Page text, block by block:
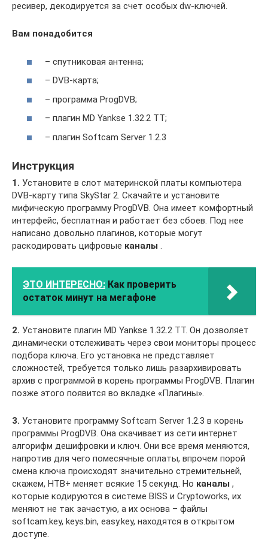
ресивер, декодируется за счет особых dw-ключей.
Вам понадобится
– спутниковая антенна;
– DVB-карта;
– программа ProgDVB;
– плагин MD Yankse 1.32.2 TT;
– плагин Softcam Server 1.2.3
Инструкция
1. Установите в слот материнской платы компьютера
DVB-карту типа SkyStar 2. Скачайте и установите
мифическую программу ProgDVB. Она имеет комфортный
интерфейс, бесплатная и работает без сбоев. Под нее
написано довольно плагинов, которые могут
раскодировать цифровые каналы .
ЭТО ИНТЕРЕСНО: Как проверить
остаток минут на мегафоне
2. Установите плагин MD Yankse 1.32.2 TT. Он дозволяет
динамически отслеживать через свои мониторы процесс
подбора ключа. Его установка не представляет
сложностей, требуется только лишь разархивировать
архив с программой в корень программы ProgDVB. Плагин
позже этого появится во вкладке «Плагины».
3. Установите программу Softcam Server 1.2.3 в корень
программы ProgDVB. Она скачивает из сети интернет
алгорифм дешифровки и ключ. Они все время меняются,
напротив для чего помесячные оплаты, впрочем порой
смена ключа происходят значительно стремительней,
скажем, НТВ+ меняет всякие 15 секунд. Но каналы ,
которые кодируются в системе BISS и Cryptoworks, их
меняют не так зачастую, а их основа – файлы
softcam.key, keys.bin, easy.key, находятся в открытом
доступе.